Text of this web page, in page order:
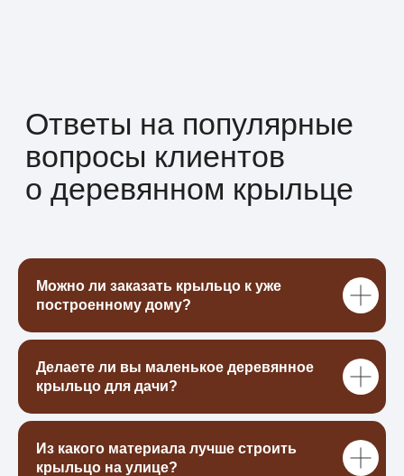
Можно ли заказать крыльцо к уже
построенному дому?
Делаете ли вы маленькое деревянное
крыльцо для дачи?
Из какого материала лучше строить
крыльцо на улице?
Готовы обсудить ваш
проект?
Оставьте заявку — и мы подготовим
Я даю свое согласие на обработку моих
обработки персональных данных
ПОЛУЧИТЬ РАСЧЕТ